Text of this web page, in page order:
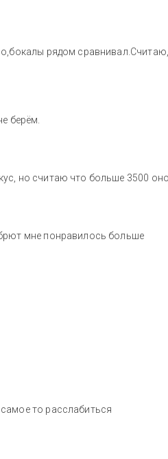
рядом
берём.
но считаю что больше 3500
мне понравилось больше
то расслабиться